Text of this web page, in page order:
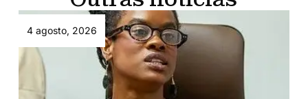
4 agosto, 2026